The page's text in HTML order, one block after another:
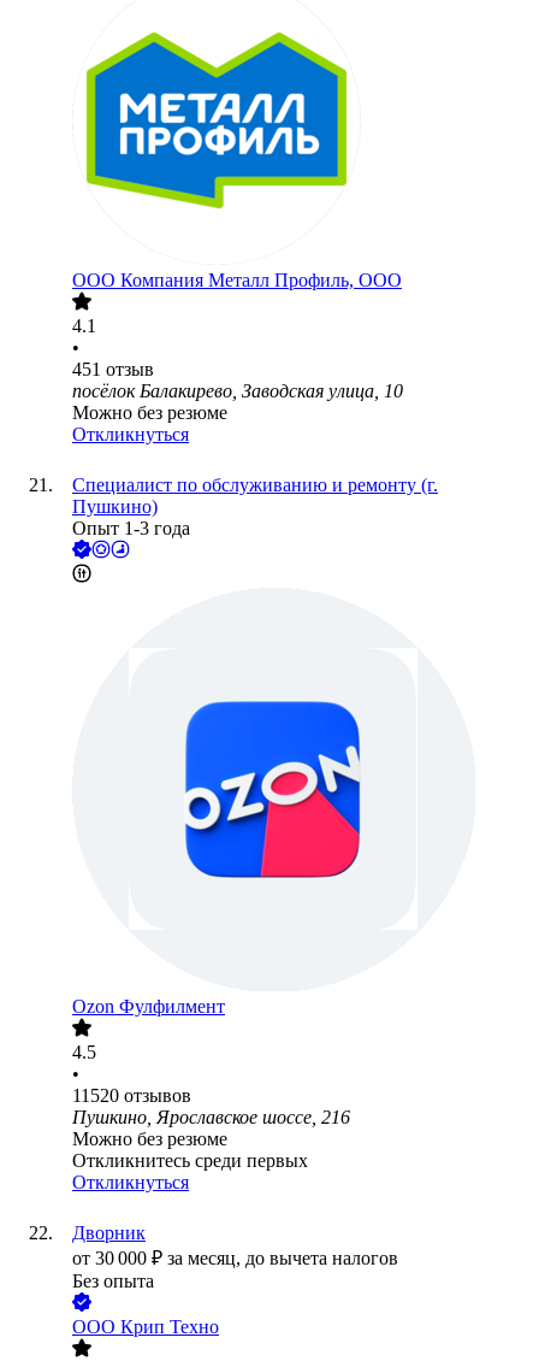
ООО Компания Металл Профиль, OOO
4.1
•
451 отзыв
посёлок Балакирево, Заводская улица, 10
Можно без резюме
Откликнуться
Специалист по обслуживанию и ремонту (г.
Пушкино)
Опыт 1-3 года
Ozon Фулфилмент
4.5
•
11520 отзывов
Пушкино, Ярославское шоссе, 216
Можно без резюме
Откликнитесь среди первых
Откликнуться
Дворник
от 30 000 ₽ за месяц, до вычета налогов
Без опыта
ООО Крип Техно